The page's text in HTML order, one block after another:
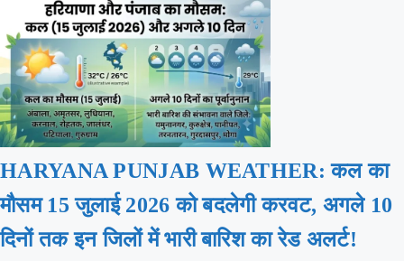
HARYANA PUNJAB WEATHER: कल का
मौसम 15 जुलाई 2026 को बदलेगी करवट, अगले 10
दिनों तक इन जिलों में भारी बारिश का रेड अलर्ट!